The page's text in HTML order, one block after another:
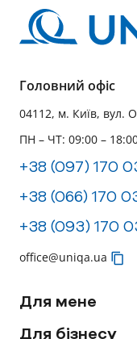
Головний офіс
04112, м. Київ, вул.
ПН – ЧТ: 09:00 –
+38 (097) 170
+38 (066) 170
+38 (093) 170
office@uniqa.ua
Для мене
Для бізнесу